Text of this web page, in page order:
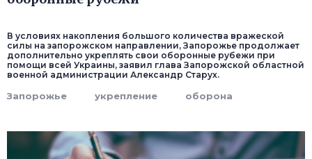
В условиях накопления большого количества вражеской
силы на запорожском направлении, Запорожье продолжает
дополнительно укреплять свои оборонные рубежи при
помощи всей Украины, заявил глава Запорожской областной
военной администрации Александр Старух.
Запорожье укрепление оборона